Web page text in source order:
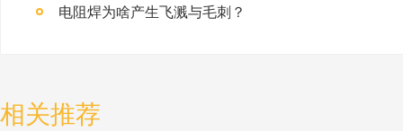
电阻焊为啥产生飞溅与毛刺？
相关推荐